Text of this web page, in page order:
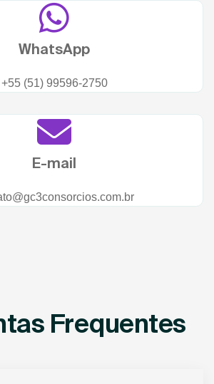
WhatsApp
+55 (51) 99596-2750
E-mail
Frequentes